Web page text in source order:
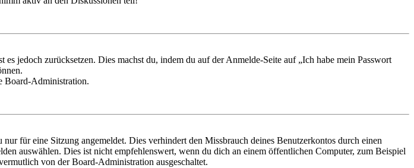
jedoch zurücksetzen. Dies machst du, indem du auf der Anmelde-Seite auf „Ich habe mein Passwort
Board-Administration.
für eine Sitzung angemeldet. Dies verhindert den Missbrauch deines Benutzerkontos durch einen
auswählen. Dies ist nicht empfehlenswert, wenn du dich an einem öffentlichen Computer, zum Beispiel
von der Board-Administration ausgeschaltet.